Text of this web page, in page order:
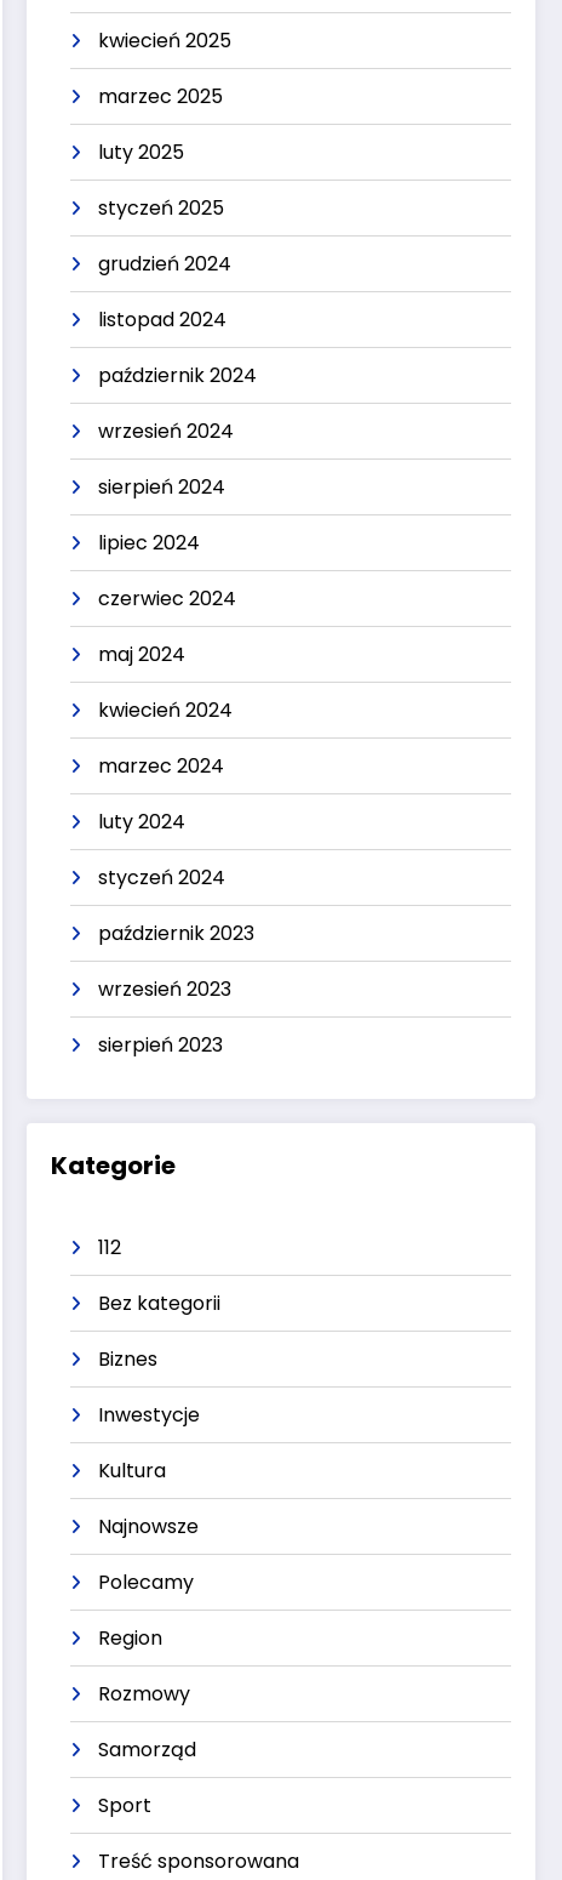
kwiecień 2025
marzec 2025
luty 2025
styczeń 2025
grudzień 2024
listopad 2024
październik 2024
wrzesień 2024
sierpień 2024
lipiec 2024
czerwiec 2024
maj 2024
kwiecień 2024
marzec 2024
luty 2024
styczeń 2024
październik 2023
wrzesień 2023
sierpień 2023
Kategorie
112
Bez kategorii
Biznes
Inwestycje
Kultura
Najnowsze
Polecamy
Region
Rozmowy
Samorząd
Sport
Treść sponsorowana